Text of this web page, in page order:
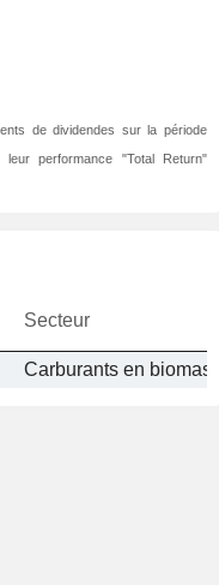
de dividendes sur la période
performance "Total Return"
Secteur